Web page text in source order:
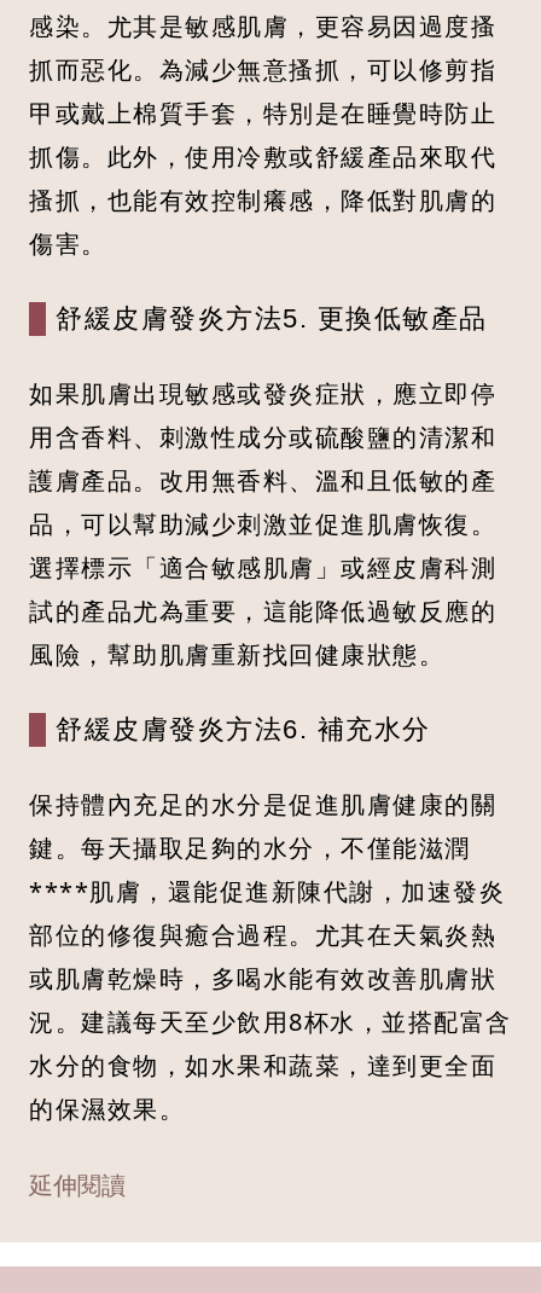
感染。尤其是敏感肌膚，更容易因過度搔
抓而惡化。為減少無意搔抓，可以修剪指
甲或戴上棉質手套，特別是在睡覺時防止
抓傷。此外，使用冷敷或舒緩產品來取代
搔抓，也能有效控制癢感，降低對肌膚的
傷害。
舒緩皮膚發炎方法5. 更換低敏產品
如果肌膚出現敏感或發炎症狀，應立即停
用含香料、刺激性成分或硫酸鹽的清潔和
護膚產品。改用無香料、溫和且低敏的產
品，可以幫助減少刺激並促進肌膚恢復。
選擇標示「適合敏感肌膚」或經皮膚科測
試的產品尤為重要，這能降低過敏反應的
風險，幫助肌膚重新找回健康狀態。
舒緩皮膚發炎方法6. 補充水分
保持體內充足的水分是促進肌膚健康的關
鍵。每天攝取足夠的水分，不僅能滋潤
****肌膚，還能促進新陳代謝，加速發炎
部位的修復與癒合過程。尤其在天氣炎熱
或肌膚乾燥時，多喝水能有效改善肌膚狀
況。建議每天至少飲用8杯水，並搭配富含
水分的食物，如水果和蔬菜，達到更全面
的保濕效果。
延伸閱讀